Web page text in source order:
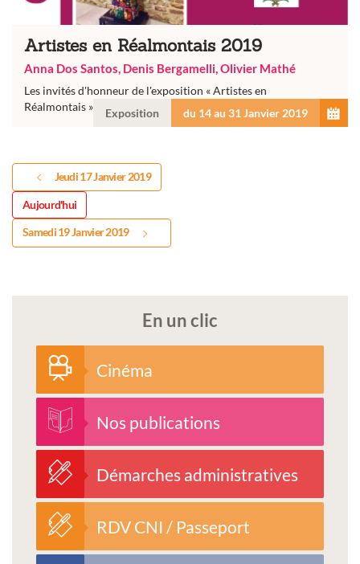
Artistes en Réalmontais 2019
Anna Dos Santos, Denis Bergamelli, Olivier Mathé
Les invités d'honneur de l'exposition « Artistes en
Réalmontais » reçus à la médiathèque à Réalmont
Exposition du 14 au 31 Janvier 2019
Jeudi 17 Janvier 2019
Aujourd'hui
Samedi 19 Janvier 2019
En un clic
Cinéma
Nos publications
Démarches administratives
RDV CNI / Passeport